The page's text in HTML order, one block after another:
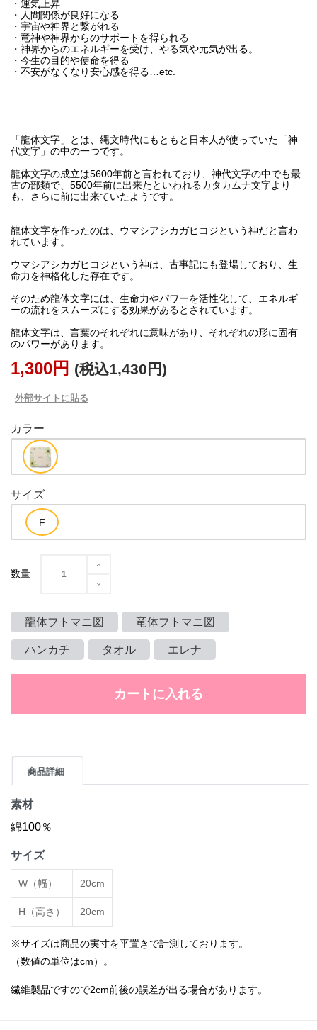
・運気上昇
・人間関係が良好になる
・宇宙や神界と繋がれる
・竜神や神界からのサポートを得られる
・神界からのエネルギーを受け、やる気や元気が出る。
・今生の目的や使命を得る
・不安がなくなり安心感を得る…etc.
「龍体文字」とは、縄文時代にもともと日本人が使っていた「神
代文字」の中の一つです。
龍体文字の成立は5600年前と言われており、神代文字の中でも最
古の部類で、5500年前に出来たといわれるカタカムナ文字より
も、さらに前に出来ていたようです。
龍体文字を作ったのは、ウマシアシカガヒコジという神だと言わ
れています。
ウマシアシカガヒコジという神は、古事記にも登場しており、生
命力を神格化した存在です。
そのため龍体文字には、生命力やパワーを活性化して、エネルギ
ーの流れをスムーズにする効果があるとされています。
龍体文字は、言葉のそれぞれに意味があり、それぞれの形に固有
1,300円 (税込1,430円)
外部サイトに貼る
カラー
サイズ
数量
龍体フトマニ図 竜体フトマニ図
ハンカチ タオル エレナ
カートに入れる
商品詳細
素材
綿100％
サイズ
W（幅） 20cm
H（高さ） 20cm
※サイズは商品の実寸を平置きで計測しております。
（数値の単位はcm）。
繊維製品ですので2cm前後の誤差が出る場合があります。